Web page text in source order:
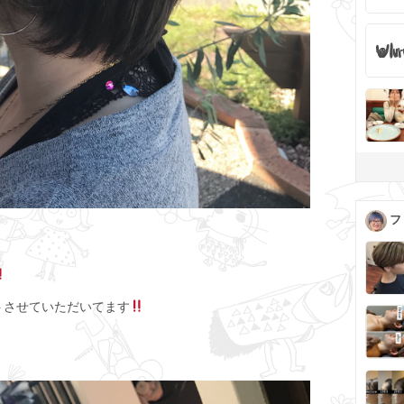
せていただいてます